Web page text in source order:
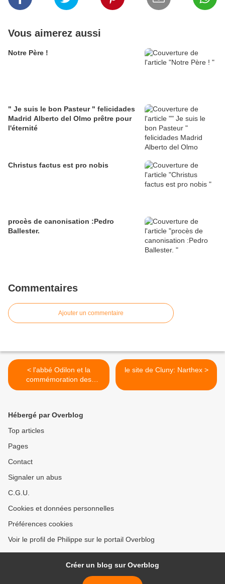
Vous aimerez aussi
Notre Père !
" Je suis le bon Pasteur " felicidades
Madrid Alberto del Olmo prêtre pour
l'éternité
Christus factus est pro nobis
procès de canonisation :Pedro
Ballester.
Commentaires
Ajouter un commentaire
< l'abbé Odilon et la
commémoration des
défunts.
le site de Cluny: Narthex >
Hébergé par Overblog
Top articles
Pages
Contact
Signaler un abus
C.G.U.
Cookies et données personnelles
Préférences cookies
Voir le profil de Philippe sur le portail Overblog
Créer un blog sur Overblog